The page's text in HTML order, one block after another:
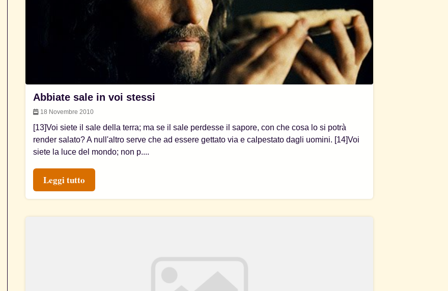
Abbiate sale in voi stessi
18 Novembre 2010
[13]Voi siete il sale della terra; ma se il sale perdesse il sapore, con che cosa lo si potrà
render salato? A null'altro serve che ad essere gettato via e calpestato dagli uomini. [14]Voi
siete la luce del mondo; non p....
Leggi tutto